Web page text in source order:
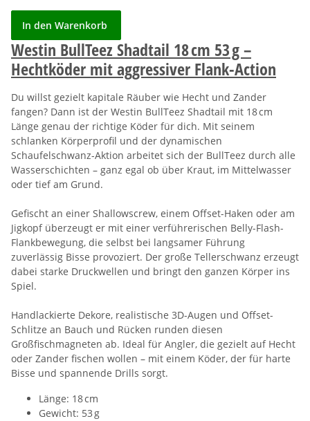
In den Warenkorb
Westin BullTeez Shadtail 18 cm 53 g –
Hechtköder mit aggressiver Flank-Action
Du willst gezielt kapitale Räuber wie Hecht und Zander
fangen? Dann ist der Westin BullTeez Shadtail mit 18 cm
Länge genau der richtige Köder für dich. Mit seinem
schlanken Körperprofil und der dynamischen
Schaufelschwanz-Aktion arbeitet sich der BullTeez durch alle
Wasserschichten – ganz egal ob über Kraut, im Mittelwasser
oder tief am Grund.
Gefischt an einer Shallowscrew, einem Offset-Haken oder am
Jigkopf überzeugt er mit einer verführerischen Belly-Flash-
Flankbewegung, die selbst bei langsamer Führung
zuverlässig Bisse provoziert. Der große Tellerschwanz erzeugt
dabei starke Druckwellen und bringt den ganzen Körper ins
Spiel.
Handlackierte Dekore, realistische 3D-Augen und Offset-
Schlitze an Bauch und Rücken runden diesen
Großfischmagneten ab. Ideal für Angler, die gezielt auf Hecht
oder Zander fischen wollen – mit einem Köder, der für harte
Bisse und spannende Drills sorgt.
Länge: 18 cm
Gewicht: 53 g